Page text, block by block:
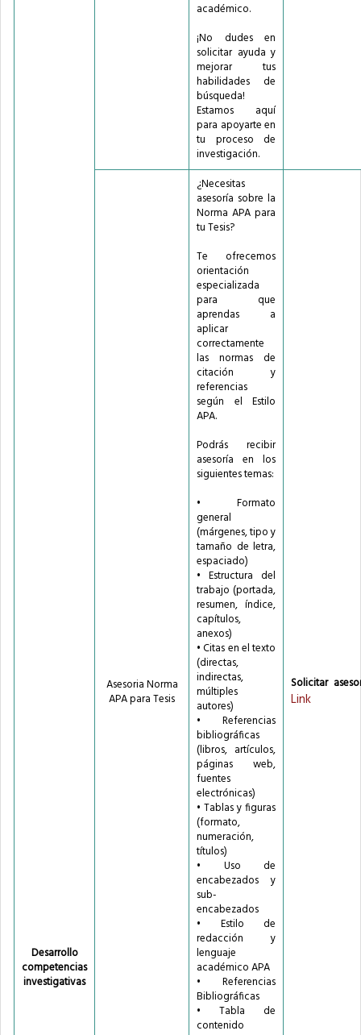
Desarrollo
competencias
investigativas
académico.
¡No dudes en
solicitar ayuda y
mejorar tus
habilidades de
búsqueda!
Estamos aquí
para apoyarte en
tu proceso de
investigación.
Asesoria Norma
APA para Tesis
¿Necesitas
asesoría sobre la
Norma APA para
tu Tesis?
Te ofrecemos
orientación
especializada
para que
aprendas a
aplicar
correctamente
las normas de
citación y
referencias
según el Estilo
APA.
Podrás recibir
asesoría en los
siguientes temas:
• Formato
general
(márgenes, tipo y
tamaño de letra,
espaciado)
• Estructura del
trabajo (portada,
resumen, índice,
capítulos,
anexos)
• Citas en el texto
(directas,
indirectas,
múltiples
autores)
• Referencias
bibliográficas
(libros, artículos,
páginas web,
fuentes
electrónicas)
• Tablas y figuras
(formato,
numeración,
títulos)
• Uso de
encabezados y
sub-
encabezados
• Estilo de
redacción y
lenguaje
académico APA
• Referencias
Bibliográficas
• Tabla de
contenido
Solicitar
Link